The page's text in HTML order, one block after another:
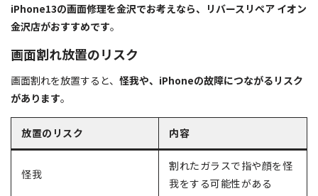
iPhone13の画面修理を金沢でお考えなら、リバースリペア イオン
金沢店がおすすめです。
画面割れ放置のリスク
画面割れを放置すると、 怪我や、iPhoneの故障につながるリスク
があります。
放置のリスク 内容
怪我
割れたガラスで指や顔を怪
我をする可能性がある